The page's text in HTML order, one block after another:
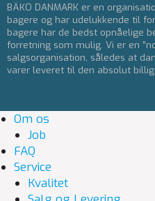
BÄKO DANMARK er en
bagere og har udelukkende til
bagere har de bedst opnåelige
forretning som mulig. Vi er en
salgsorganisation, således at
varer leveret til den absolut
Om os
Job
FAQ
Service
Kvalitet